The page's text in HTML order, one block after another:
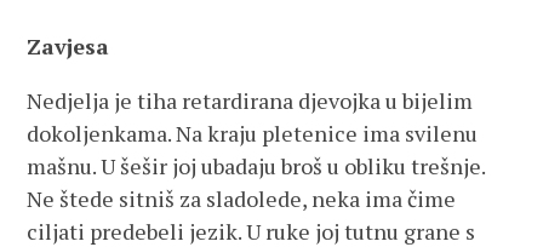
Zavjesa
Nedjelja je tiha retardirana djevojka u bijelim
dokoljenkama. Na kraju pletenice ima svilenu
mašnu. U šešir joj ubadaju broš u obliku trešnje.
Ne štede sitniš za sladolede, neka ima čime
ciljati predebeli jezik. U ruke joj tutnu grane s